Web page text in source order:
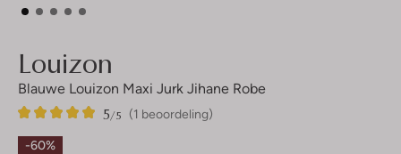
Louizon
Blauwe Louizon Maxi Jurk Jihane Robe
(1 beoordeling)
5/5
1
5
Sterren
-60%